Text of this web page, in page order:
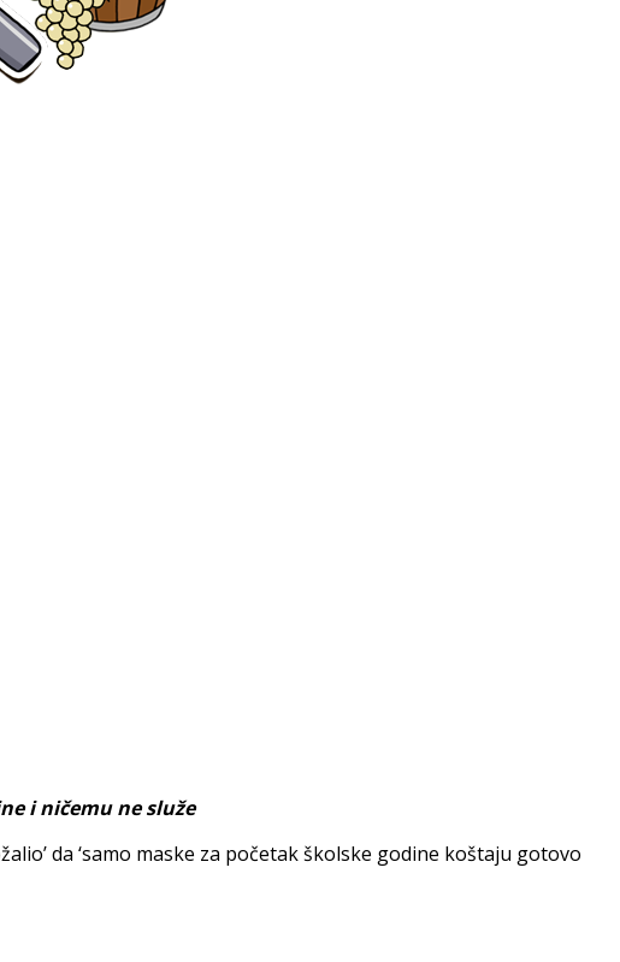
i ničemu ne služe
da ‘samo maske za početak školske godine koštaju gotovo